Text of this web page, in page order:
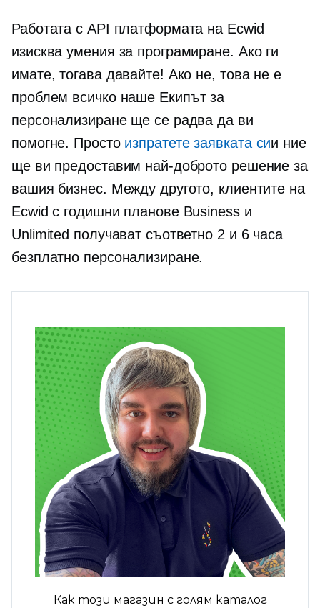
Работата с API платформата на Ecwid
изисква умения за програмиране. Ако ги
имате, тогава давайте! Ако не, това не е
проблем всичко наше Екипът за
персонализиране ще се радва да ви
помогне. Просто изпратете заявката сии ние
ще ви предоставим най-доброто решение за
вашия бизнес. Между другото, клиентите на
Ecwid с годишни планове Business и
Unlimited получават съответно 2 и 6 часа
безплатно персонализиране.
Как този магазин с голям каталог